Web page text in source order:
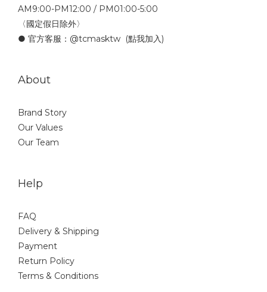
AM9:00-PM12:00 / PM01:00-5:00
〈國定假日除外〉
● 官方客服： @tcmasktw (點我加入)
About
Brand Story
Our Values
Our Team
Help
FAQ
Delivery & Shipping
Payment
Return Policy
Terms & Conditions